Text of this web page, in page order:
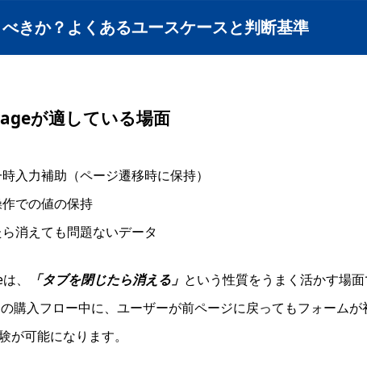
きか？よくあるユースケースと判断基準
が適している場面
入力補助（ページ遷移時に保持）
での値の保持
消えても問題ないデータ
、 「タブを閉じたら消える」 という性質をうまく活かす場
購入フロー中に、ユーザーが前ページに戻ってもフォームが
が可能になります。